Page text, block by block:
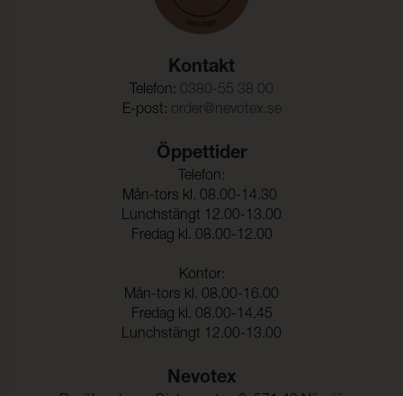
Kontakt
Telefon: 0380-55 38 00
E-post: order@nevotex.se
Öppettider
Telefon:
Mån-tors kl. 08.00-14.30
Lunchstängt 12.00-13.00
Fredag kl. 08.00-12.00
Kontor:
Mån-tors kl. 08.00-16.00
Fredag kl. 08.00-14.45
Lunchstängt 12.00-13.00
Nevotex